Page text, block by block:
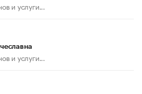
и услуги...
и услуги...